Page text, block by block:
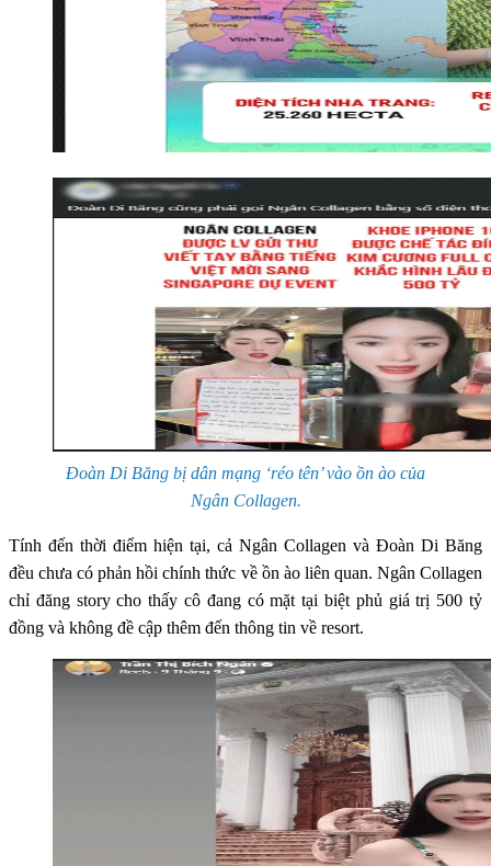
Đoàn Di Băng bị dân mạng ‘réo tên’ vào ồn ào của
Ngân Collagen.
Tính đến thời điểm hiện tại, cả Ngân Collagen và Đoàn Di Băng
đều chưa có phản hồi chính thức về ồn ào liên quan. Ngân Collagen
chỉ đăng story cho thấy cô đang có mặt tại biệt phủ giá trị 500 tỷ
đồng và không đề cập thêm đến thông tin về resort.